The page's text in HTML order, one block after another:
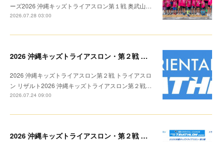
ーズ2026 沖縄キッズトライアスロン第１戦 奥武山…
2026.07.28 03:00
2026 沖縄キッズトライアスロン・第２戦 リザルト
2026 沖縄キッズトライアスロン第２戦 トライアスロ
ン リザルト2026 沖縄キッズトライアスロン第２戦…
2026.07.24 09:00
2026 沖縄キッズトライアスロン・第２戦 トライアスロン リザルト